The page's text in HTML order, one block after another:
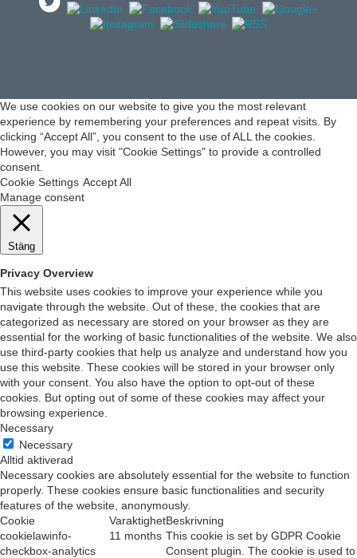
We use cookies on our website to give you the most relevant
experience by remembering your preferences and repeat visits. By
clicking “Accept All”, you consent to the use of ALL the cookies.
However, you may visit "Cookie Settings" to provide a controlled
consent.
Cookie Settings Accept All
Manage consent
Stäng
Privacy Overview
This website uses cookies to improve your experience while you
navigate through the website. Out of these, the cookies that are
categorized as necessary are stored on your browser as they are
essential for the working of basic functionalities of the website. We also
use third-party cookies that help us analyze and understand how you
use this website. These cookies will be stored in your browser only
with your consent. You also have the option to opt-out of these
cookies. But opting out of some of these cookies may affect your
browsing experience.
Necessary
Necessary
Alltid aktiverad
Necessary cookies are absolutely essential for the website to function
properly. These cookies ensure basic functionalities and security
features of the website, anonymously.
Cookie
VaraktighetBeskrivning
cookielawinfo-
checkbox-analytics
11 months This cookie is set by GDPR Cookie
Consent plugin. The cookie is used to